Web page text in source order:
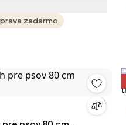
zadarmo